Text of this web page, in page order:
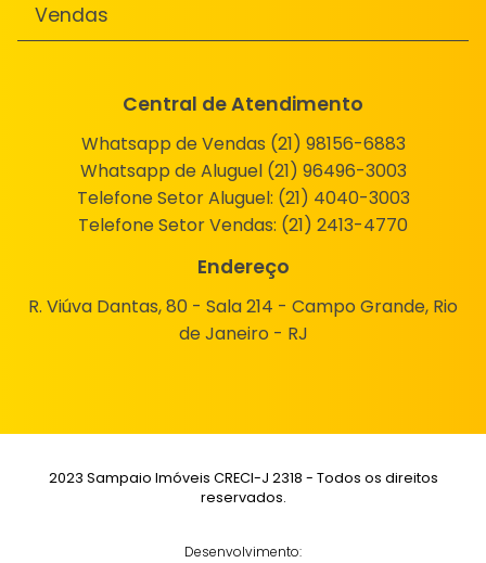
Vendas
Central de Atendimento
Whatsapp de Vendas (21) 98156-6883
Whatsapp de Aluguel (21) 96496-3003
Telefone Setor Aluguel: (21) 4040-3003
Telefone Setor Vendas: (21) 2413-4770
Endereço
R. Viúva Dantas, 80 - Sala 214 - Campo Grande, Rio
de Janeiro - RJ
2023 Sampaio Imóveis CRECI-J 2318 - Todos os direitos
reservados.
Desenvolvimento: